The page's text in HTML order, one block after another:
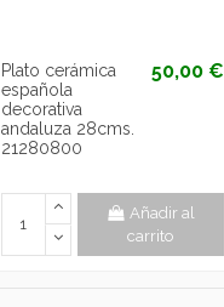
Plato cerámica
española
decorativa
andaluza 28cms.
21280800
50,00 €
Añadir al
carrito